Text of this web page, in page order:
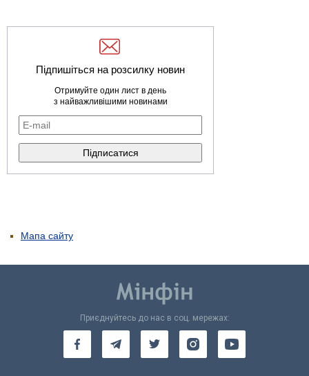
Підпишіться на розсилку новин
Отримуйте один лист в день
з найважливішими новинами
Мапа сайту
Приєднуйтесь до нас в соц. мережах: